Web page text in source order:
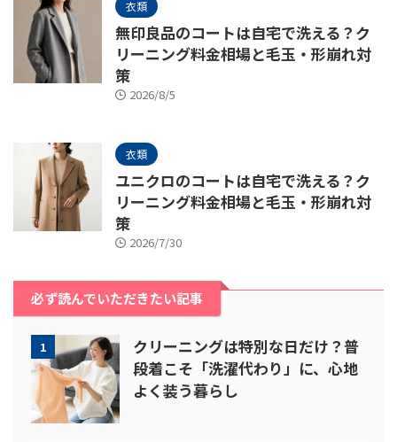
衣類
無印良品のコートは自宅で洗える？ク
リーニング料金相場と毛玉・形崩れ対
策
2026/8/5
衣類
ユニクロのコートは自宅で洗える？ク
リーニング料金相場と毛玉・形崩れ対
策
2026/7/30
必ず読んでいただきたい記事
1
クリーニングは特別な日だけ？普
段着こそ「洗濯代わり」に、心地
よく装う暮らし